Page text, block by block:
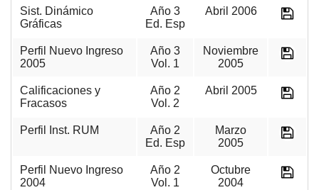
Sist. Dinámico
Gráficas
Año 3
Ed. Esp
Abril 2006
Perfil Nuevo Ingreso
2005
Año 3
Vol. 1
Noviembre
2005
Calificaciones y
Fracasos
Año 2
Vol. 2
Abril 2005
Perfil Inst. RUM
Año 2
Ed. Esp
Marzo
2005
Perfil Nuevo Ingreso
2004
Año 2
Vol. 1
Octubre
2004